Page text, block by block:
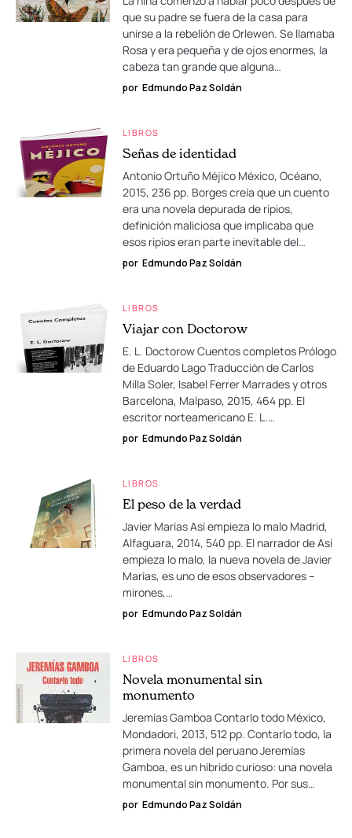
que su padre se fuera de la casa para
unirse a la rebelión de Orlewen. Se llamaba
Rosa y era pequeña y de ojos enormes, la
cabeza tan grande que alguna…
por Edmundo Paz Soldán
LIBROS
Señas de identidad
Antonio Ortuño Méjico México, Océano,
2015, 236 pp. Borges creía que un cuento
era una novela depurada de ripios,
definición maliciosa que implicaba que
esos ripios eran parte inevitable del…
por Edmundo Paz Soldán
LIBROS
Viajar con Doctorow
E. L. Doctorow Cuentos completos Prólogo
de Eduardo Lago Traducción de Carlos
Milla Soler, Isabel Ferrer Marrades y otros
Barcelona, Malpaso, 2015, 464 pp. El
escritor norteamericano E. L.…
por Edmundo Paz Soldán
LIBROS
El peso de la verdad
Javier Marías Así empieza lo malo Madrid,
Alfaguara, 2014, 540 pp. El narrador de Así
empieza lo malo, la nueva novela de Javier
Marías, es uno de esos observadores –
mirones,…
por Edmundo Paz Soldán
LIBROS
Novela monumental sin
monumento
Jeremías Gamboa Contarlo todo México,
Mondadori, 2013, 512 pp. Contarlo todo, la
primera novela del peruano Jeremías
Gamboa, es un híbrido curioso: una novela
monumental sin monumento. Por sus…
por Edmundo Paz Soldán